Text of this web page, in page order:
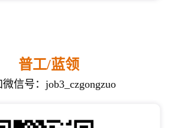
普工/蓝领
信号：job3_czgongzuo